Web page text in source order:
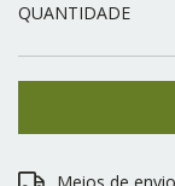
QUANTIDADE
Entregas para o CEP: